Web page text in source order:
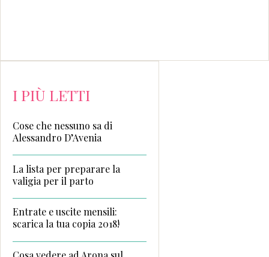
I PIÙ LETTI
Cose che nessuno sa di
Alessandro D’Avenia
La lista per preparare la
valigia per il parto
Entrate e uscite mensili:
scarica la tua copia 2018!